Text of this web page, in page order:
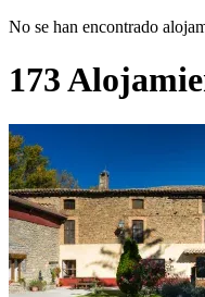
No se han encontrado
173